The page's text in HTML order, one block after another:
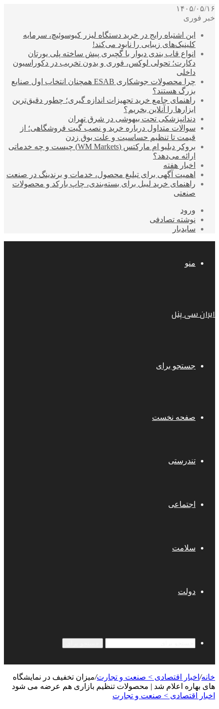
۱۴۰۵/۰۵/۱۶
خبر فوری
این اشتباه رایج در خرید دستگاه لیزر کیوسوئیچ، سرمایه
کلینیک‌های زیبایی را نابود می‌کند!
انواع قاب بندی دیوار با گچبری پیش ساخته پلی یورتان
دکارت؛ تحولی لوکس، فوری و بدون تخریب در دکوراسیون
داخلی
چرا محصولات جوشکاری ESAB همچنان انتخاب اول صنایع
بزرگ هستند؟
راهنمای جامع خرید تجهیزات اندازه گیری؛ چطور دقیق‌ترین
ابزارها را آنلاین بخریم؟
دندانپزشکی تحت بیهوشی در شرق تهران
سوالات متداول درباره خرید و نصب گیت فروشگاهی؛ از
قیمت تا تنظیم حساسیت و علت بوق زدن
بروکر دبلیو ام مارکتس (WM Markets) چیست و چه خدماتی
ارائه می‌دهد؟
اخبار هفته
اهمیت آگهی برای تبلیغ محصول، خدمات و برندینگ در صنعت
راهنمای خرید لیبل برای بسته‌بندی، چاپ بارکد و محصولات
صنعتی
ورود
نوشته تصادفی
سایدبار
منو
ایران سی پنل
جستجو برای
صفحه نخست
تندرستی
اجتماعی
سلامت
دولت
خانه/ اخبار اقتصادی > صنعت و تجارت/میزان تخفیف در نمایشگاه‌
های بهاره اعلام شد | محصولات تنظیم بازاری هم عرضه می شود
اخبار اقتصادی > صنعت و تجارت